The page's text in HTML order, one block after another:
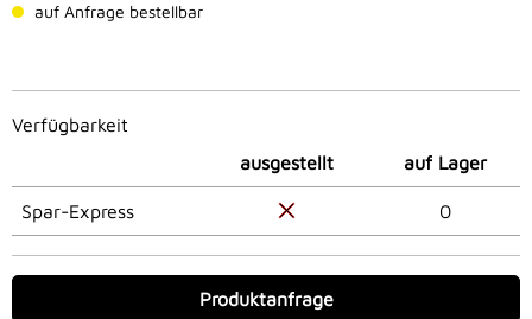
auf Anfrage bestellbar
Verfügbarkeit
ausgestellt
auf Lager
Spar-Express 0
Produktanfrage